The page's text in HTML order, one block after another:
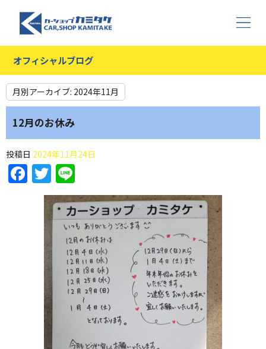
オフィシャルブログ
月別アーカイブ: 2024年11月
12月のお休み
投稿日 2024年11月24日
Facebook
Twitter